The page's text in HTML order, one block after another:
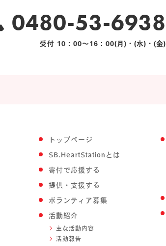
0480-53-6938
受付 10：00～16：00(月)・(水)・(金)
トップページ
SB.HeartStationとは
寄付で応援する
提供・支援する
ボランティア募集
活動紹介
主な活動内容
活動報告